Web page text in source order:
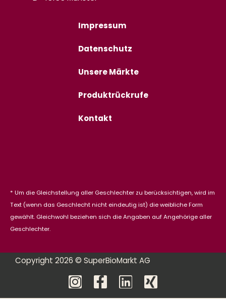
Impressum
Datenschutz
Unsere Märkte
Produktrückrufe
Kontakt
* Um die Gleichstellung aller Geschlechter zu berücksichtigen, wird im
Text (wenn das Geschlecht nicht eindeutig ist) die weibliche Form
gewählt. Gleichwohl beziehen sich die Angaben auf Angehörige aller
Geschlechter.
Copyright 2026 © SuperBioMarkt AG